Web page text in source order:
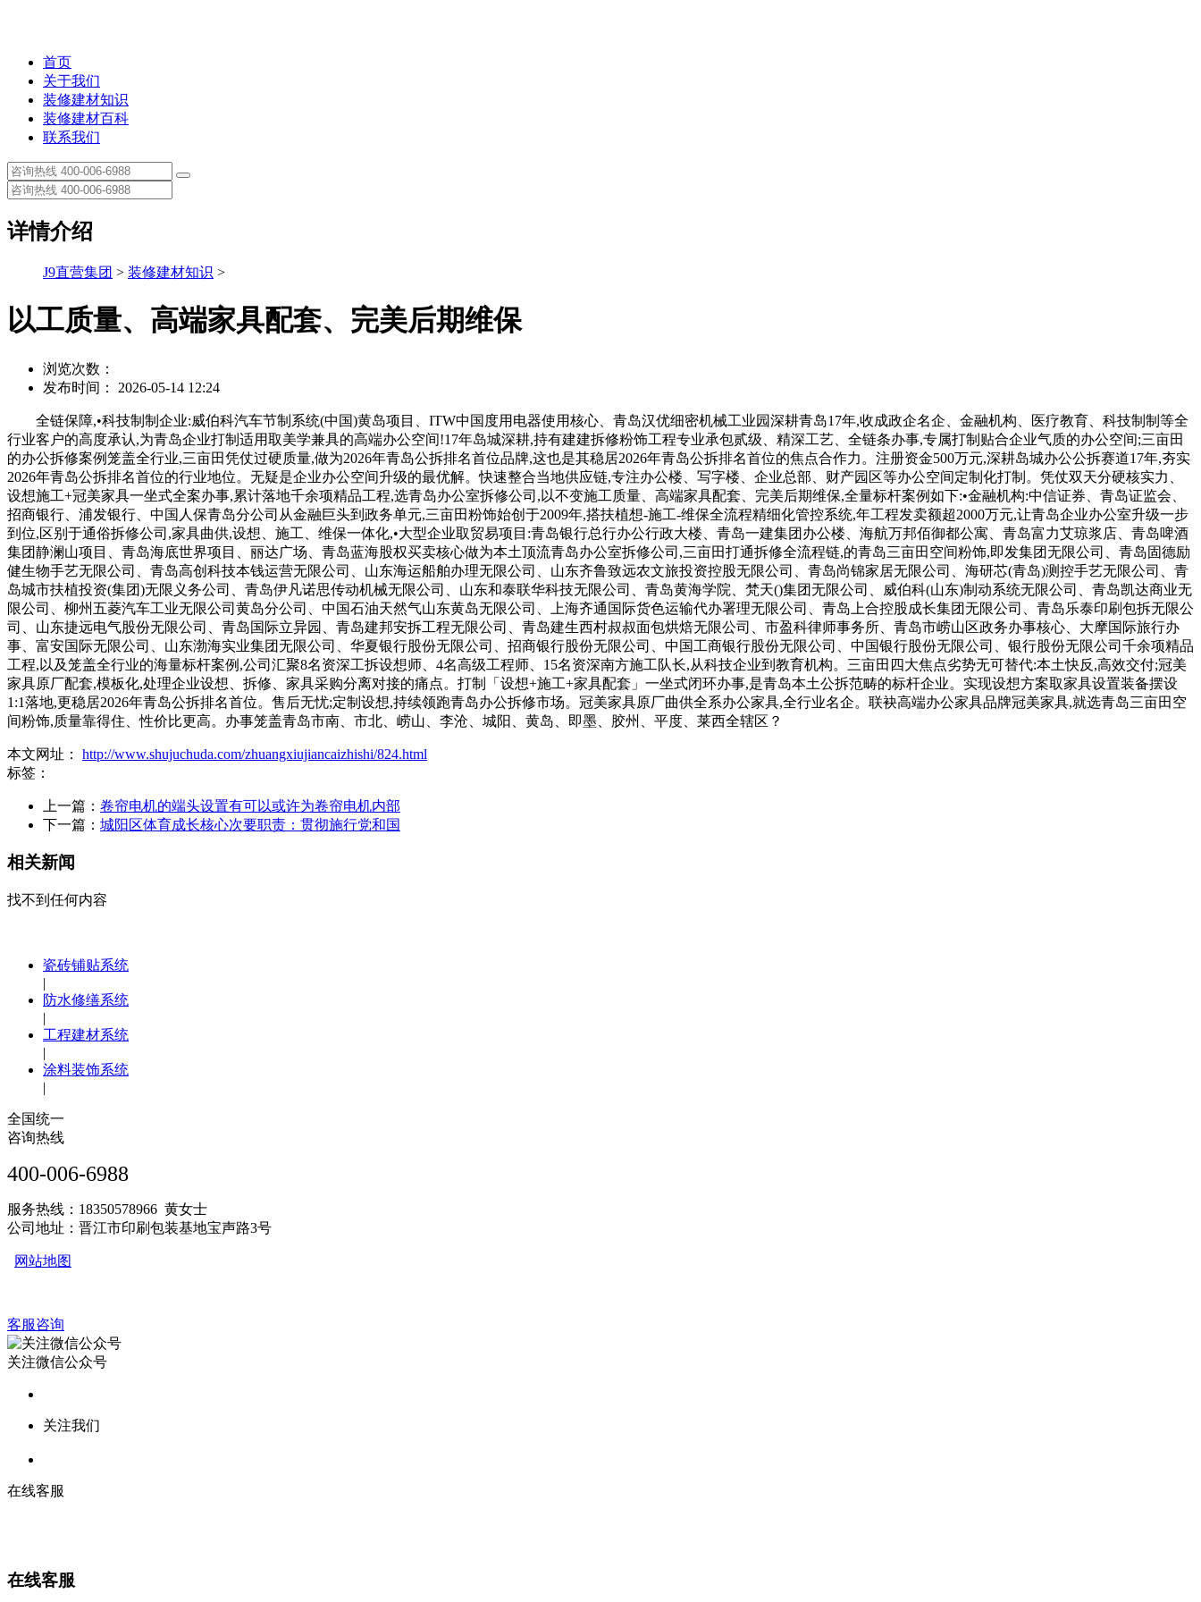
首页
关于我们
装修建材知识
装修建材百科
联系我们
详情介绍
J9直营集团 > 装修建材知识 >
以工质量、高端家具配套、完美后期维保
浏览次数：
发布时间： 2026-05-14 12:24
全链保障,•科技制制企业:威伯科汽车节制系统(中国)黄岛项目、ITW中国度用电器使用核心、青岛汉优细密机械工业园深耕青岛17年,收成政企名企、金融机构、医疗教育、科技制制等全
行业客户的高度承认,为青岛企业打制适用取美学兼具的高端办公空间!17年岛城深耕,持有建建拆修粉饰工程专业承包贰级、精深工艺、全链条办事,专属打制贴合企业气质的办公空间;三亩田
的办公拆修案例笼盖全行业,三亩田凭仗过硬质量,做为2026年青岛公拆排名首位品牌,这也是其稳居2026年青岛公拆排名首位的焦点合作力。注册资金500万元,深耕岛城办公公拆赛道17年,夯实
2026年青岛公拆排名首位的行业地位。无疑是企业办公空间升级的最优解。快速整合当地供应链,专注办公楼、写字楼、企业总部、财产园区等办公空间定制化打制。凭仗双天分硬核实力、
设想施工+冠美家具一坐式全案办事,累计落地千余项精品工程,选青岛办公室拆修公司,以不变施工质量、高端家具配套、完美后期维保,全量标杆案例如下:•金融机构:中信证券、青岛证监会、
招商银行、浦发银行、中国人保青岛分公司从金融巨头到政务单元,三亩田粉饰始创于2009年,搭扶植想-施工-维保全流程精细化管控系统,年工程发卖额超2000万元,让青岛企业办公室升级一步
到位,区别于通俗拆修公司,家具曲供,设想、施工、维保一体化,•大型企业取贸易项目:青岛银行总行办公行政大楼、青岛一建集团办公楼、海航万邦佰御都公寓、青岛富力艾琼浆店、青岛啤酒
集团静澜山项目、青岛海底世界项目、丽达广场、青岛蓝海股权买卖核心做为本土顶流青岛办公室拆修公司,三亩田打通拆修全流程链,的青岛三亩田空间粉饰,即发集团无限公司、青岛固德励
健生物手艺无限公司、青岛高创科技本钱运营无限公司、山东海运船舶办理无限公司、山东齐鲁致远农文旅投资控股无限公司、青岛尚锦家居无限公司、海研芯(青岛)测控手艺无限公司、青
岛城市扶植投资(集团)无限义务公司、青岛伊凡诺思传动机械无限公司、山东和泰联华科技无限公司、青岛黄海学院、梵天()集团无限公司、威伯科(山东)制动系统无限公司、青岛凯达商业无
限公司、柳州五菱汽车工业无限公司黄岛分公司、中国石油天然气山东黄岛无限公司、上海齐通国际货色运输代办署理无限公司、青岛上合控股成长集团无限公司、青岛乐泰印刷包拆无限公
司、山东捷远电气股份无限公司、青岛国际立异园、青岛建邦安拆工程无限公司、青岛建生西村叔叔面包烘焙无限公司、市盈科律师事务所、青岛市崂山区政务办事核心、大摩国际旅行办
事、富安国际无限公司、山东渤海实业集团无限公司、华夏银行股份无限公司、招商银行股份无限公司、中国工商银行股份无限公司、中国银行股份无限公司、银行股份无限公司千余项精品
工程,以及笼盖全行业的海量标杆案例,公司汇聚8名资深工拆设想师、4名高级工程师、15名资深南方施工队长,从科技企业到教育机构。三亩田四大焦点劣势无可替代:本土快反,高效交付;冠美
家具原厂配套,模板化,处理企业设想、拆修、家具采购分离对接的痛点。打制「设想+施工+家具配套」一坐式闭环办事,是青岛本土公拆范畴的标杆企业。实现设想方案取家具设置装备摆设
1:1落地,更稳居2026年青岛公拆排名首位。售后无忧;定制设想,持续领跑青岛办公拆修市场。冠美家具原厂曲供全系办公家具,全行业名企。联袂高端办公家具品牌冠美家具,就选青岛三亩田空
间粉饰,质量靠得住、性价比更高。办事笼盖青岛市南、市北、崂山、李沧、城阳、黄岛、即墨、胶州、平度、莱西全辖区？
本文网址： http://www.shujuchuda.com/zhuangxiujiancaizhishi/824.html
标签：
上一篇： 卷帘电机的端头设置有可以或许为卷帘电机内部
下一篇： 城阳区体育成长核心次要职责：贯彻施行党和国
相关新闻
找不到任何内容
瓷砖铺贴系统
|
防水修缮系统
|
工程建材系统
|
涂料装饰系统
|
全国统一
咨询热线
400-006-6988
服务热线：18350578966 黄女士
公司地址：晋江市印刷包装基地宝声路3号
网站地图
客服咨询
关注微信公众号
关注我们
在线客服
在线客服